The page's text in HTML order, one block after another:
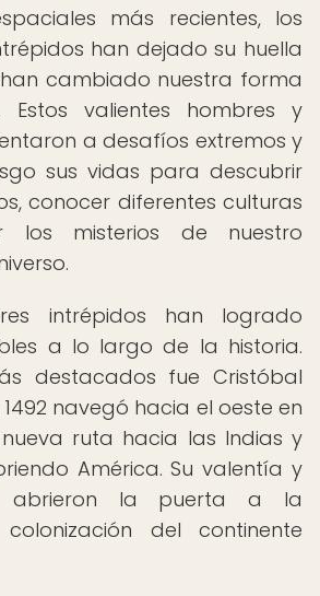
más recientes, los
han dejado su huella
cambiado nuestra forma
Estos valientes hombres y
a desafíos extremos y
sus vidas para descubrir
conocer diferentes culturas
los misterios de nuestro
intrépidos han logrado
a lo largo de la historia.
destacados fue Cristóbal
navegó hacia el oeste en
ruta hacia las Indias y
América. Su valentía y
abrieron la puerta a la
del continente